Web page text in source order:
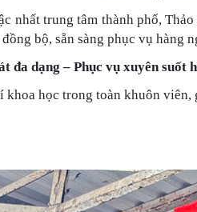
nhất trung tâm thành phố,
bộ, sẵn sàng phục vụ hàng
đa dạng – Phục vụ xuyên suốt
khoa học trong toàn khuôn